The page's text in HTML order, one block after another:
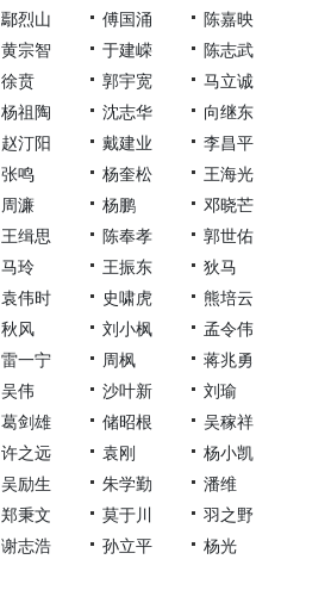
鄢烈山
傅国涌
陈嘉映
黄宗智
于建嵘
陈志武
徐贲
郭宇宽
马立诚
杨祖陶
沈志华
向继东
赵汀阳
戴建业
李昌平
张鸣
杨奎松
王海光
周濂
杨鹏
邓晓芒
王缉思
陈奉孝
郭世佑
马玲
王振东
狄马
袁伟时
史啸虎
熊培云
秋风
刘小枫
孟令伟
雷一宁
周枫
蒋兆勇
吴伟
沙叶新
刘瑜
葛剑雄
储昭根
吴稼祥
许之远
袁刚
杨小凯
吴励生
朱学勤
潘维
郑秉文
莫于川
羽之野
谢志浩
孙立平 杨光